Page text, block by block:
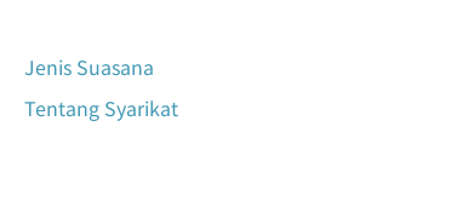
Jenis Suasana
Tentang Syarikat